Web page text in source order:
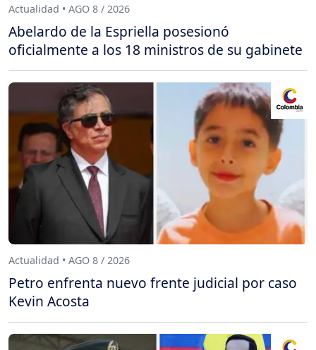
Actualidad • AGO 8 / 2026
Abelardo de la Espriella posesionó
oficialmente a los 18 ministros de su gabinete
Actualidad • AGO 8 / 2026
Petro enfrenta nuevo frente judicial por caso
Kevin Acosta